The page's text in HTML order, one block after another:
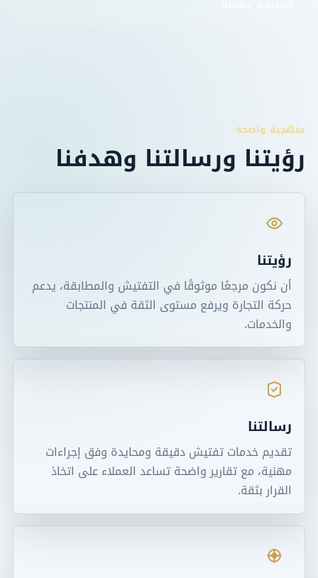
منهجية واضحة
رؤيتنا ورسالتنا وهدفنا
رؤيتنا
أن نكون مرجعًا موثوقًا في التفتيش والمطابقة، يدعم
حركة التجارة ويرفع مستوى الثقة في المنتجات
والخدمات.
رسالتنا
تقديم خدمات تفتيش دقيقة ومحايدة وفق إجراءات
مهنية، مع تقارير واضحة تساعد العملاء على اتخاذ
القرار بثقة.